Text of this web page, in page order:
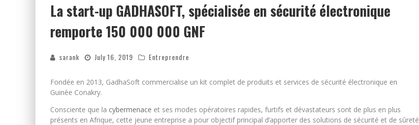
La start-up GADHASOFT, spécialisée en sécurité électronique
remporte 150 000 000 GNF
sarank July 16, 2019 Entreprendre
Fondée en 2013, GadhaSoft commercialise un kit complet de produits et services de sécurité électronique en
Guinée Conakry.
Consciente que la cybermenace et ses modes opératoires rapides, furtifs et dévastateurs sont de plus en plus
présents en Afrique, cette jeune entreprise a pour objectif principal d’apporter des solutions de sécurité et de sûreté